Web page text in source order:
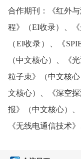
合作期刊：
《红外
程》（EI收录）、
《
（EI收录）
《
（中文核心）、
《
粒子束》
（中文核心
文核心） 《深空
报》（中文核心）
《无线电通信技术